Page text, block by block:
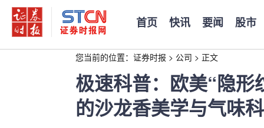
首页 快讯 要闻 股市
您当前的位置： 证券时报 > 公司 > 正文
极速科普：欧美“隐
的沙龙香美学与气味